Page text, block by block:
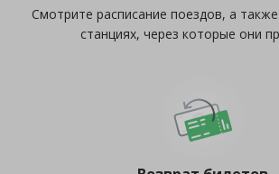
Смотрите расписание поездов, а
станциях, через которые они